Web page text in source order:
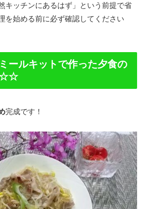
キッチンにあるはず」という前提で省
を始める前に必ず確認してください
ールキットで作った夕食の
完成です！